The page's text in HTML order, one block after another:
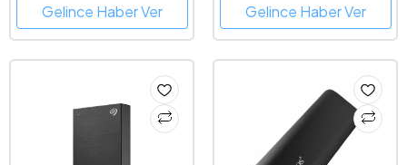
Gelince Haber Ver Gelince Haber Ver